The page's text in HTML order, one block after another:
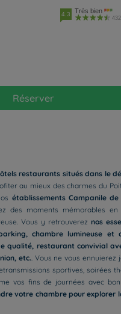
4.3 Très bien
Réserver
restaurants situés dans le
au mieux des charmes du
établissements Campanile
des moments mémorables en
Vous y retrouverez nos
chambre lumineuse et
qualité, restaurant convivial
etc.. Vous ne vous ennuierez
sportives, soirées
vos fins de journées avec
votre chambre pour explorer